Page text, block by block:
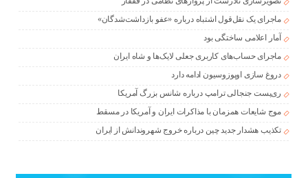
ماجرای یک نقل‌قول اشتباه درباره «عفو بازداشت‌شدگان»
آمار اعلامی ساختگی بود
ماجرای حساب‌های کاربری جعلی لایک‌ها و شاه ایران
دروغ سازی اوپوزوسیون ادامه دارد
ری‌پست جنجالی ترامپ درباره شانس بزرگ آمریکا
موج شایعات همزمان با مذاکرات ایران و آمریکا در مسقط
تکذیب هشدار جدید چین درباره خروج شهروندانش از ایران